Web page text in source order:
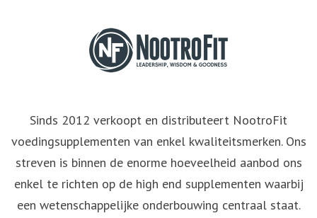
Sinds 2012 verkoopt en distributeert NootroFit
voedingsupplementen van enkel kwaliteitsmerken. Ons
streven is binnen de enorme hoeveelheid aanbod ons
enkel te richten op de high end supplementen waarbij
een wetenschappelijke onderbouwing centraal staat.